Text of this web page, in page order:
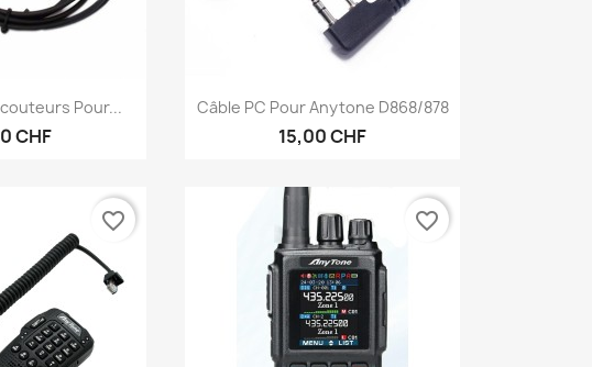
Pour...
CHF
Vorschau
Câble PC Pour Anytone D868/878
15,00 CHF
favorite_border favorite_border